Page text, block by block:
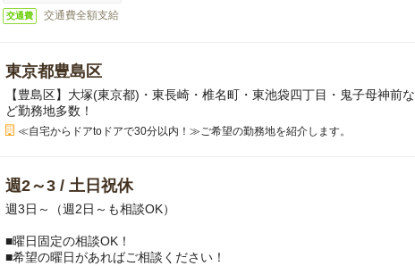
交通費 交通費全額支給
東京都豊島区
【豊島区】大塚(東京都)・東長崎・椎名町・東池袋四丁目・鬼子母神前な
ど勤務地多数！
≪自宅からドアtoドアで30分以内！≫ご希望の勤務地を紹介します。
週2～3 / 土日祝休
週3日～（週2日～も相談OK）
■曜日固定の相談OK！
■希望の曜日があればご相談ください！